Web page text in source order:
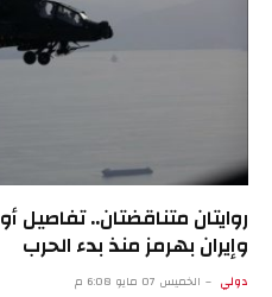
روايتان متناقضتان.. تفاصيل
وإيران بهرمز منذ بدء الحرب
دولي الخميس 07 مايو 6:08 م